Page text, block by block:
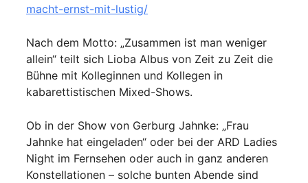
macht-ernst-mit-lustig/
Nach dem Motto: „Zusammen ist man weniger
allein“ teilt sich Lioba Albus von Zeit zu Zeit die
Bühne mit Kolleginnen und Kollegen in
kabarettistischen Mixed-Shows.
Ob in der Show von Gerburg Jahnke: „Frau
Jahnke hat eingeladen“ oder bei der ARD Ladies
Night im Fernsehen oder auch in ganz anderen
Konstellationen – solche bunten Abende sind